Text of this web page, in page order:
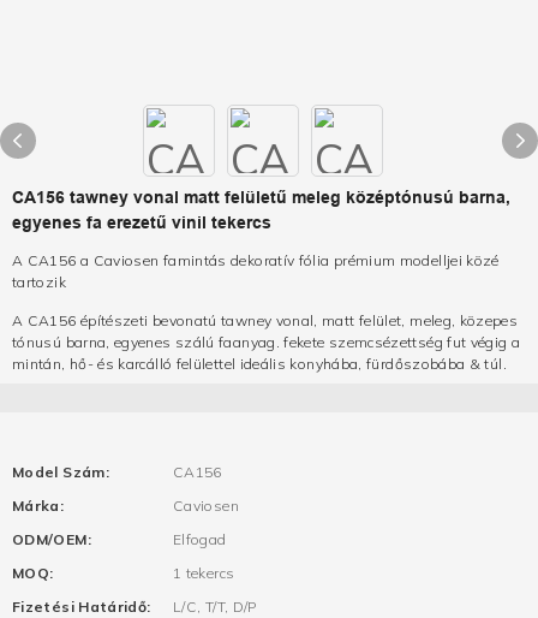
CA156 tawney vonal matt felületű meleg középtónusú barna,
egyenes fa erezetű vinil tekercs
A CA156 a Caviosen famintás dekoratív fólia prémium modelljei közé
tartozik
A CA156 építészeti bevonatú tawney vonal, matt felület, meleg, közepes
tónusú barna, egyenes szálú faanyag. fekete szemcsézettség fut végig a
mintán, hő- és karcálló felülettel ideális konyhába, fürdőszobába & túl.
Model Szám:
CA156
Márka:
Caviosen
ODM/OEM:
Elfogad
MOQ:
1 tekercs
Fizetési Határidő:
L/C, T/T, D/P